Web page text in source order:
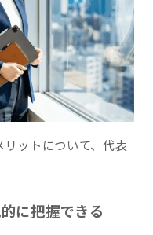
ットについて、代表
に把握できる